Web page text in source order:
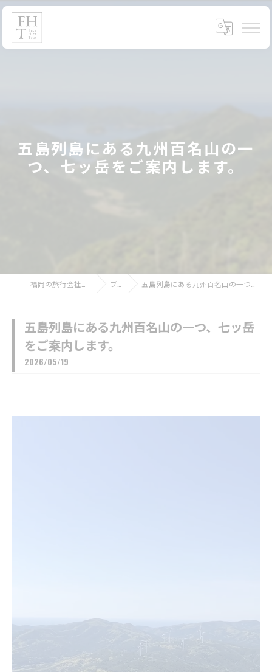
五島列島にある九州百名山の一
つ、七ッ岳をご案内します。
ブログ 五島列島にある九州百名山の一つ、七ッ岳をご案内します。
五島列島にある九州百名山の一つ、七ッ岳
をご案内します。
2026/05/19